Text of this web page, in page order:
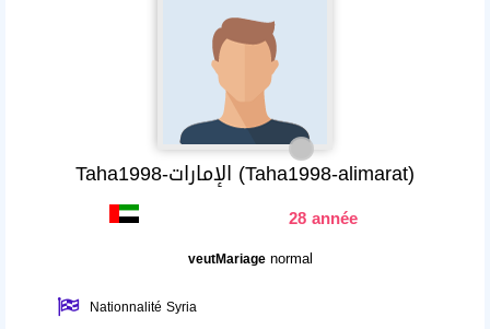
Taha1998-الإمارات (Taha1998-alimarat)
28 année
veutMariagenormal
Nationnalité Syria